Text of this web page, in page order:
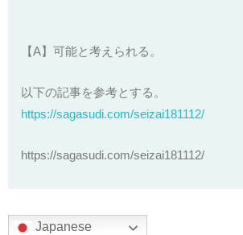
【A】可能と考えられる。
以下の記事を参考とする。
https://sagasudi.com/seizai181112/
https://sagasudi.com/seizai181112/
Japanese